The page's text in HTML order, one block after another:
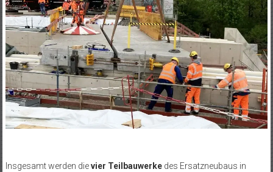
Insgesamt werden dievier Teilbauwerkedes Ersatzneubaus in